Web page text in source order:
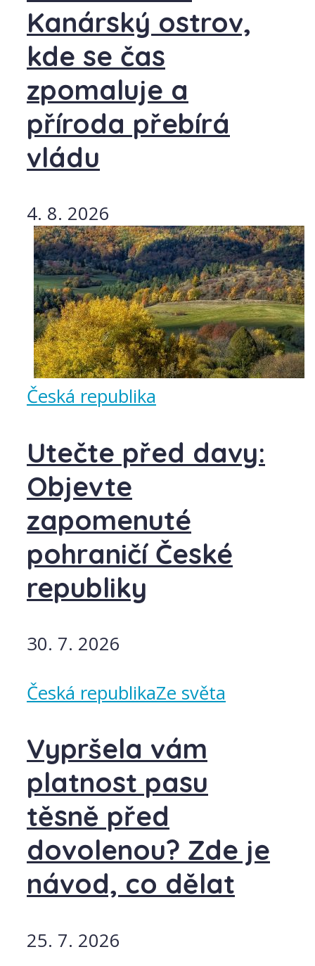
Kanárský ostrov,
kde se čas
zpomaluje a
příroda přebírá
vládu
4. 8. 2026
Česká republika
Utečte před davy:
Objevte
zapomenuté
pohraničí České
republiky
30. 7. 2026
Česká republikaZe světa
Vypršela vám
platnost pasu
těsně před
dovolenou? Zde je
návod, co dělat
25. 7. 2026